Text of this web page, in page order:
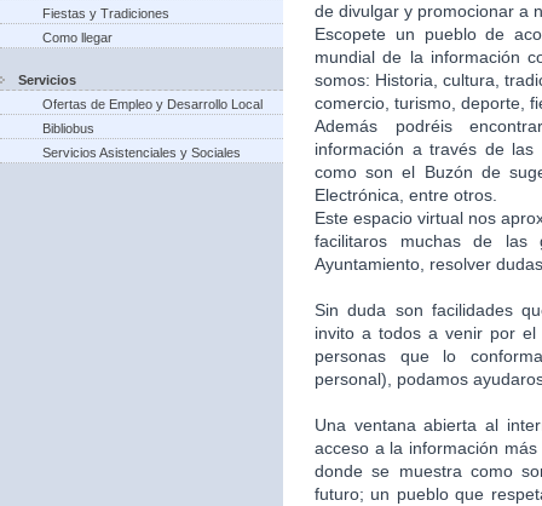
Fiestas y Tradiciones
Como llegar
Servicios
Ofertas de Empleo y Desarrollo Local
Bibliobus
Servicios Asistenciales y Sociales
de divulgar y promocionar a
Escopete un pueblo de
mundial de la información
somos: Historia, cultura,
comercio, turismo, deporte,
Además podréis
información a través de
como son el Buzón de
Electrónica, entre otros.
Este espacio virtual nos
facilitaros muchas de
Ayuntamiento, resolver
Sin duda son facilidades
invito a todos a venir por
personas que lo
personal), podamos
Una ventana abierta al
acceso a la información
donde se muestra como
futuro; un pueblo que